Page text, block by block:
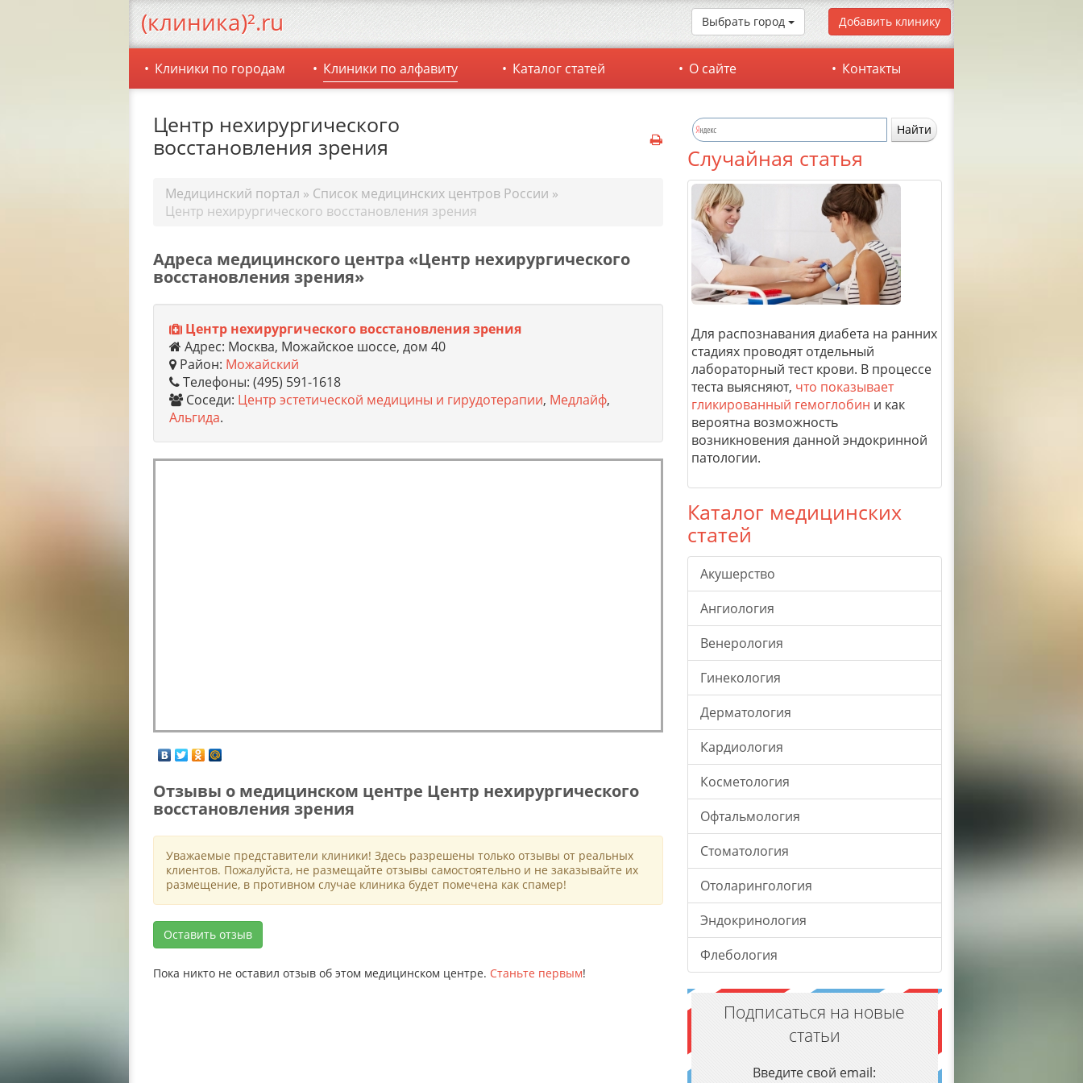
Центр нехирургического
восстановления зрения
Медицинский портал » Список медицинских центров России »
Центр нехирургического восстановления зрения
Адреса медицинского центра «Центр нехирургического
восстановления зрения»
Центр нехирургического восстановления зрения
Адрес: Москва, Можайское шоссе, дом 40
Район: Можайский
Телефоны: (495) 591-1618
Соседи: Центр эстетической медицины и гирудотерапии, Медлайф,
Альгида.
Отзывы о медицинском центре Центр нехирургического
восстановления зрения
Уважаемые представители клиники! Здесь разрешены только отзывы от реальных
клиентов. Пожалуйста, не размещайте отзывы самостоятельно и не заказывайте их
размещение, в противном случае клиника будет помечена как спамер!
Оставить отзыв
Пока никто не оставил отзыв об этом медицинском центре. Станьте первым!
Случайная статья
Для распознавания диабета на ранних
стадиях проводят отдельный
лабораторный тест крови. В процессе
теста выясняют, что показывает
гликированный гемоглобин и как
вероятна возможность
возникновения данной эндокринной
патологии.
Каталог медицинских
статей
Акушерство
Ангиология
Венерология
Гинекология
Дерматология
Кардиология
Косметология
Офтальмология
Стоматология
Отоларингология
Эндокринология
Флебология
Подписаться на новые
статьи
Введите свой email:
(клиника)².ru Выбрать город Добавить клинику
Клиники по городам Клиники по алфавиту Каталог статей О сайте Контакты